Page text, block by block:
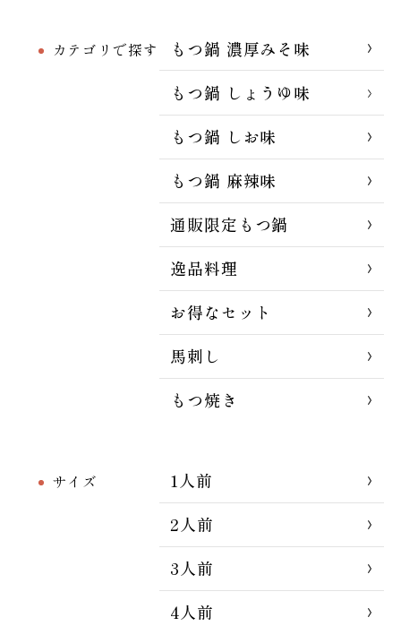
カテゴリで探す
もつ鍋 濃厚みそ味
もつ鍋 しょうゆ味
もつ鍋 しお味
もつ鍋 麻辣味
通販限定もつ鍋
逸品料理
お得なセット
馬刺し
もつ焼き
サイズ
1人前
2人前
3人前
4人前